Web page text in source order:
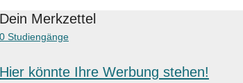
Dein Merkzettel
0 Studiengänge
Hier könnte Ihre Werbung stehen!